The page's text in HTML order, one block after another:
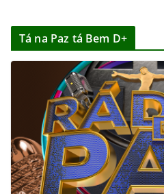
Tá na Paz tá Bem D+